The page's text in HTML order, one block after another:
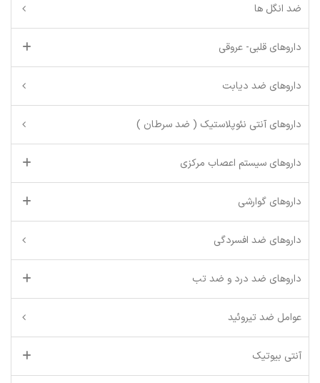
ضد انگل ها
داروهای قلبی- عروقی
داروهای ضد دیابت
داروهای آنتی نئوپلاستیک ( ضد سرطان )
داروهای سیستم اعصاب مرکزی
داروهای گوارشی
داروهای ضد افسردگی
داروهای ضد درد و ضد تب
عوامل ضد تیروئید
آنتی بیوتیک